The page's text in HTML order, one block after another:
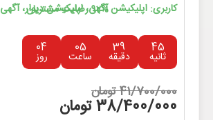
92% رضایت مشتریان
کاربری: اپلیکیشن آگهی، اپلیکیشن دیوار، آگهی
04
روز
05
ساعت
39
دقیقه
45
ثانیه
41/700/000 تومان
38/400/000 تومان